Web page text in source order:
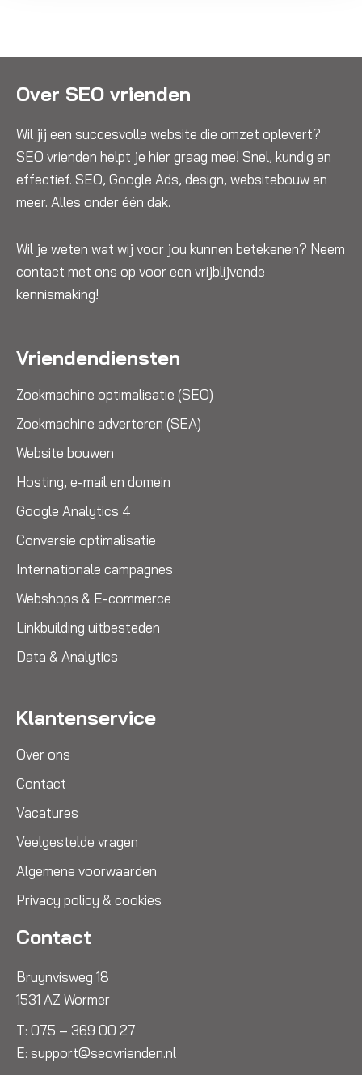
Over SEO vrienden
Wil jij een succesvolle website die omzet oplevert?
SEO vrienden helpt je hier graag mee! Snel, kundig en
effectief. SEO, Google Ads, design, websitebouw en
meer. Alles onder één dak.
Wil je weten wat wij voor jou kunnen betekenen? Neem
contact met ons op voor een vrijblijvende
kennismaking!
Vriendendiensten
Zoekmachine optimalisatie (SEO)
Zoekmachine adverteren (SEA)
Website bouwen
Hosting, e-mail en domein
Google Analytics 4
Conversie optimalisatie
Internationale campagnes
Webshops & E-commerce
Linkbuilding uitbesteden
Data & Analytics
Klantenservice
Over ons
Contact
Vacatures
Veelgestelde vragen
Algemene voorwaarden
Privacy policy & cookies
Contact
Bruynvisweg 18
1531 AZ Wormer
T: 075 – 369 00 27
E: support@seovrienden.nl